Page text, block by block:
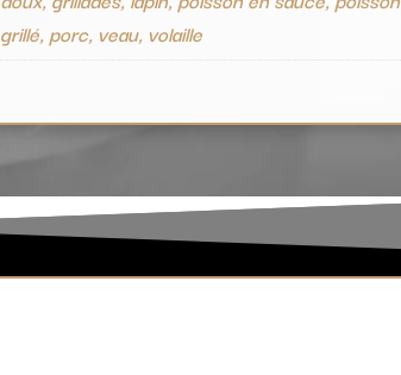
grillé, porc, veau, volaille